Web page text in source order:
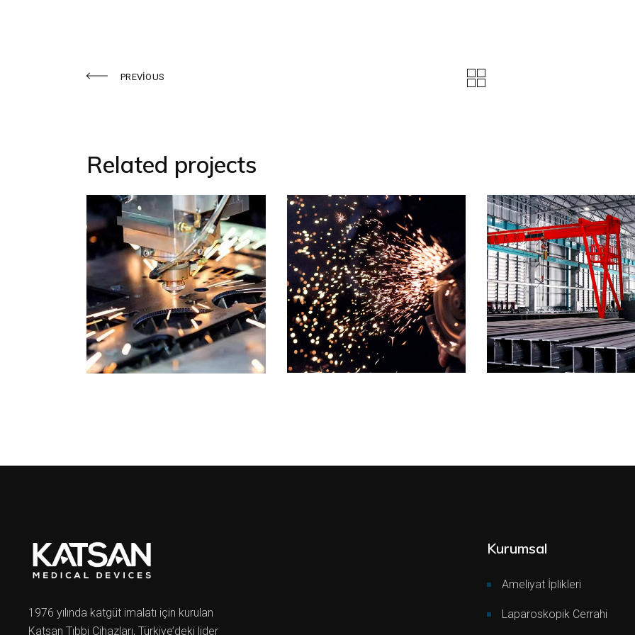
PREVIOUS
Related projects
1976 yılında katgüt imalatı için kurulan
Katsan Tıbbi Cihazları, Türkiye’deki lider
Kurumsal
Ameliyat İplikleri
Laparoskopik Cerrahi